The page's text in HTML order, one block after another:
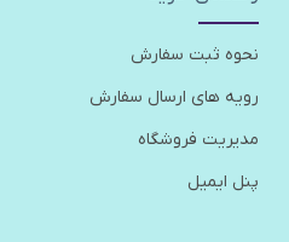
نحوه ثبت سفارش
رویه های ارسال سفارش
مدیریت فروشگاه
پنل ایمیل